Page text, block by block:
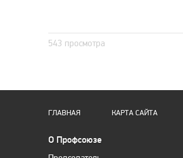
543 просмотра
ГЛАВНАЯ КАРТА САЙТА
О Профсоюзе